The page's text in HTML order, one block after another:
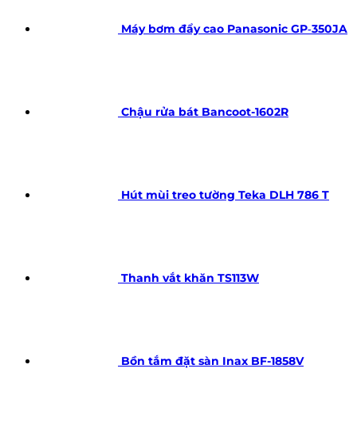
Máy bơm đẩy cao Panasonic GP‑350JA
Chậu rửa bát Bancoot-1602R
Hút mùi treo tường Teka DLH 786 T
Thanh vắt khăn TS113W
Bồn tắm đặt sàn Inax BF-1858V